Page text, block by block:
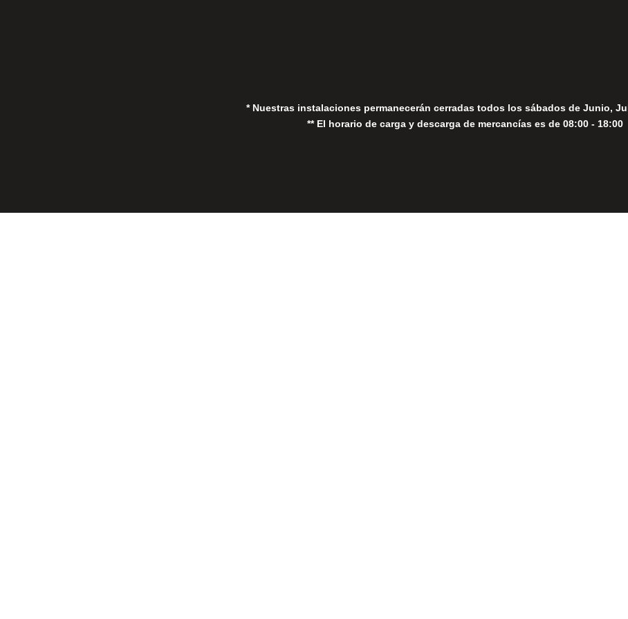
* Nuestras instalaciones permanecerán cerradas todos los sábados de Junio,
** El horario de carga y descarga de mercancías es de 08:00 - 18:00